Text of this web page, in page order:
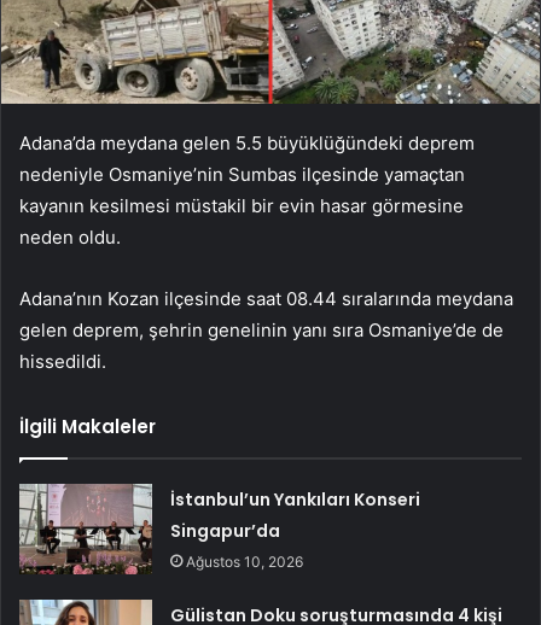
Adana’da meydana gelen 5.5 büyüklüğündeki deprem
nedeniyle Osmaniye’nin Sumbas ilçesinde yamaçtan
kayanın kesilmesi müstakil bir evin hasar görmesine
neden oldu.
Adana’nın Kozan ilçesinde saat 08.44 sıralarında meydana
gelen deprem, şehrin genelinin yanı sıra Osmaniye’de de
hissedildi.
İlgili Makaleler
İstanbul’un Yankıları Konseri
Singapur’da
Ağustos 10, 2026
Gülistan Doku soruşturmasında 4 kişi